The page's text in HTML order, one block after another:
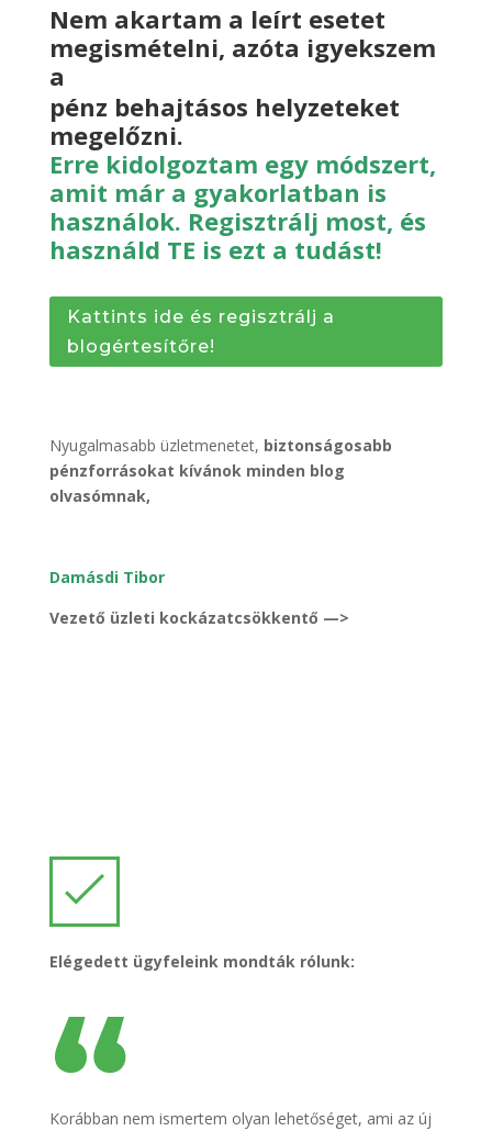
Nem akartam a leírt esetet
megismételni, azóta igyekszem
a
pénz behajtásos helyzeteket
megelőzni.
Erre kidolgoztam egy módszert,
amit már a gyakorlatban is
használok. Regisztrálj most, és
használd TE is ezt a tudást!
Kattints ide és regisztrálj a
blogértesítőre!
Nyugalmasabb üzletmenetet, biztonságosabb
pénzforrásokat kívánok minden blog
olvasómnak,
Damásdi Tibor
Vezető üzleti kockázatcsökkentő —>
Elégedett ügyfeleink mondták rólunk:
Korábban nem ismertem olyan lehetőséget, ami az új